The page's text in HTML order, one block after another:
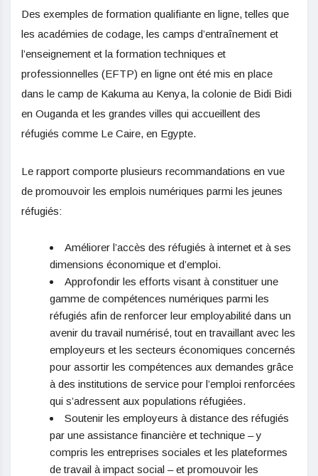
Des exemples de formation qualifiante en ligne, telles que
les académies de codage, les camps d’entraînement et
l’enseignement et la formation techniques et
professionnelles (EFTP) en ligne ont été mis en place
dans le camp de Kakuma au Kenya, la colonie de Bidi Bidi
en Ouganda et les grandes villes qui accueillent des
réfugiés comme Le Caire, en Egypte.
Le rapport comporte plusieurs recommandations en vue
de promouvoir les emplois numériques parmi les jeunes
réfugiés:
Améliorer l’accès des réfugiés à internet et à ses
dimensions économique et d’emploi.
Approfondir les efforts visant à constituer une
gamme de compétences numériques parmi les
réfugiés afin de renforcer leur employabilité dans un
avenir du travail numérisé, tout en travaillant avec les
employeurs et les secteurs économiques concernés
pour assortir les compétences aux demandes grâce
à des institutions de service pour l’emploi renforcées
qui s’adressent aux populations réfugiées.
Soutenir les employeurs à distance des réfugiés
par une assistance financière et technique – y
compris les entreprises sociales et les plateformes
de travail à impact social – et promouvoir les